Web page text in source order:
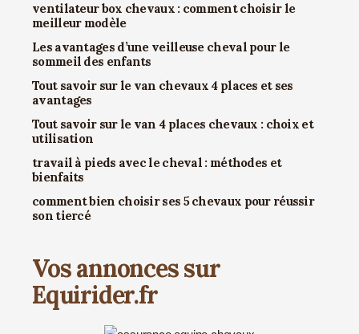
ventilateur box chevaux : comment choisir le
meilleur modèle
Les avantages d’une veilleuse cheval pour le
sommeil des enfants
Tout savoir sur le van chevaux 4 places et ses
avantages
Tout savoir sur le van 4 places chevaux : choix et
utilisation
travail à pieds avec le cheval : méthodes et
bienfaits
comment bien choisir ses 5 chevaux pour réussir
son tiercé
Vos annonces sur
Equirider.fr